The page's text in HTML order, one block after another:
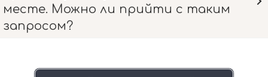
месте. Можно ли прийти с таким
запросом?